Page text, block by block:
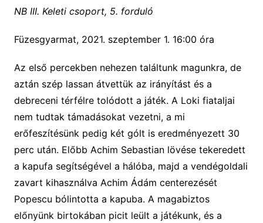
NB III. Keleti csoport, 5. forduló
Füzesgyarmat, 2021. szeptember 1. 16:00 óra
Az első percekben nehezen találtunk magunkra, de
aztán szép lassan átvettük az irányítást és a
debreceni térfélre tolódott a játék. A Loki fiataljai
nem tudtak támadásokat vezetni, a mi
erőfeszítésünk pedig két gólt is eredményezett 30
perc után. Előbb Achim Sebastian lövése tekeredett
a kapufa segítségével a hálóba, majd a vendégoldali
zavart kihasználva Achim Ádám centerezését
Popescu bólintotta a kapuba. A magabiztos
előnyünk birtokában picit leült a játékunk, és a